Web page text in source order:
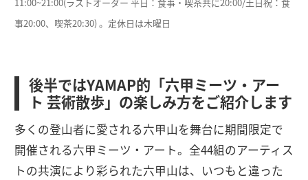
11:00~21:00(ラストオーダー 平日：食事・喫茶共に20:00/土日祝：食
事20:00、喫茶20:30) 。定休日は木曜日
後半ではYAMAP的「六甲ミーツ・アー
ト 芸術散歩」の楽しみ方をご紹介します
多くの登山者に愛される六甲山を舞台に期間限定で
開催される六甲ミーツ・アート。全44組のアーティス
トの共演により彩られた六甲山は、いつもと違った